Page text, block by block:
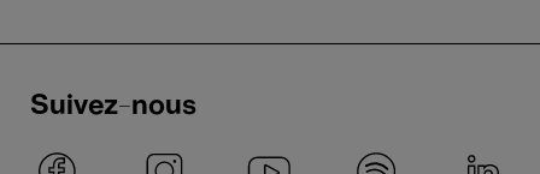
Suivez-nous